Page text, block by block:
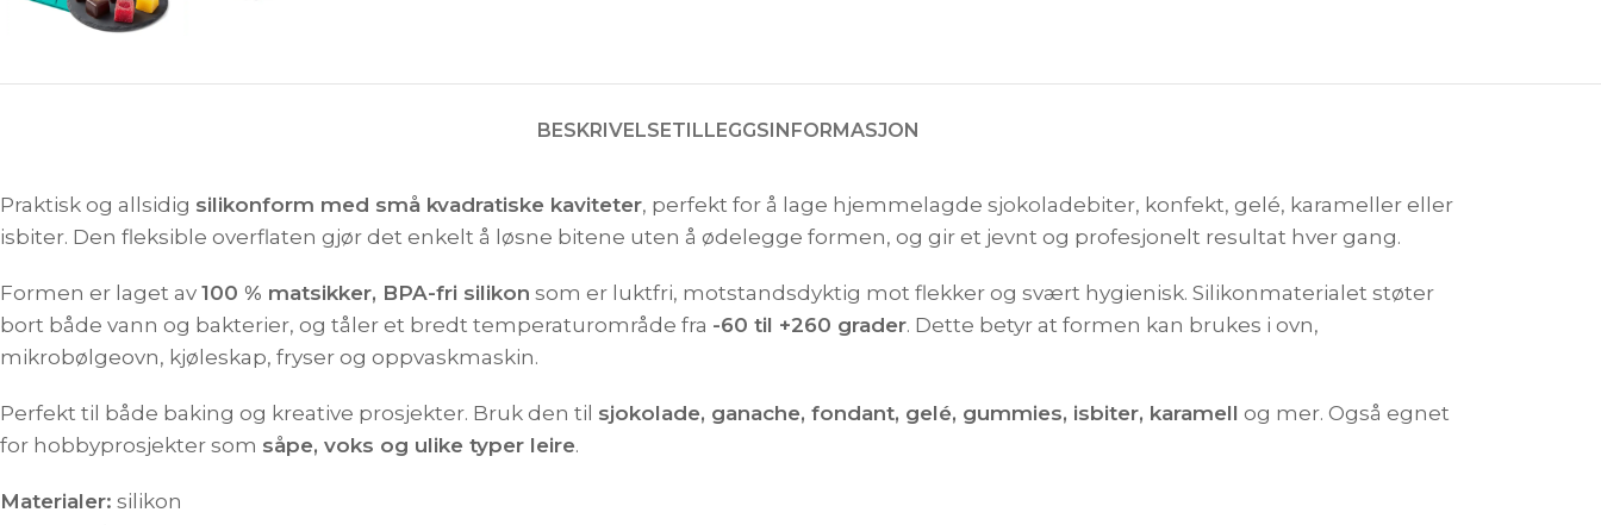
BESKRIVELSETILLEGGSINFORMASJON
Praktisk og allsidig silikonform med små kvadratiske kaviteter, perfekt for å lage hjemmelagde sjokoladebiter, konfekt, gelé, karameller eller
isbiter. Den fleksible overflaten gjør det enkelt å løsne bitene uten å ødelegge formen, og gir et jevnt og profesjonelt resultat hver gang.
Formen er laget av 100 % matsikker, BPA-fri silikon som er luktfri, motstandsdyktig mot flekker og svært hygienisk. Silikonmaterialet støter
bort både vann og bakterier, og tåler et bredt temperaturområde fra -60 til +260 grader. Dette betyr at formen kan brukes i ovn,
mikrobølgeovn, kjøleskap, fryser og oppvaskmaskin.
Perfekt til både baking og kreative prosjekter. Bruk den til sjokolade, ganache, fondant, gelé, gummies, isbiter, karamell og mer. Også egnet
for hobbyprosjekter som såpe, voks og ulike typer leire.
Materialer: silikon